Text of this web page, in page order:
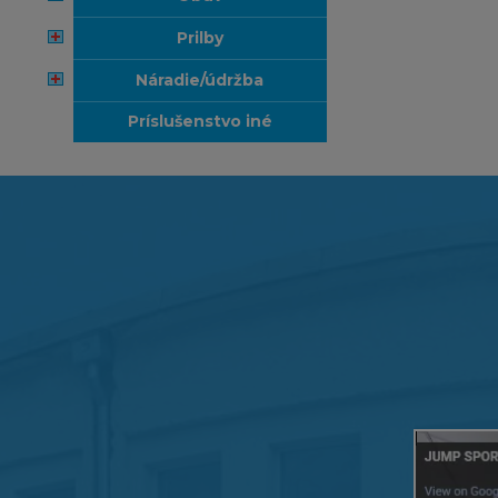
prilby
náradie/údržba
príslušenstvo iné